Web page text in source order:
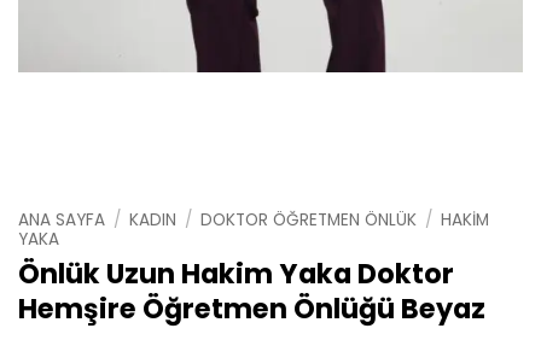
ANA SAYFA / KADIN / DOKTOR ÖĞRETMEN ÖNLÜK / HAKIM
YAKA
Önlük Uzun Hakim Yaka Doktor
Hemşire Öğretmen Önlüğü Beyaz